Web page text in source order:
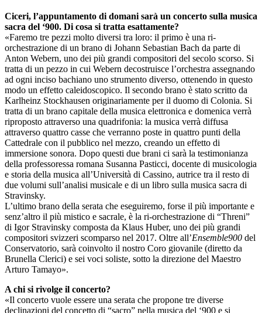
Ciceri, l’appuntamento di domani sarà un concerto sulla musica
sacra del ‘900. Di cosa si tratta esattamente?
«Faremo tre pezzi molto diversi tra loro: il primo è una ri-
orchestrazione di un brano di Johann Sebastian Bach da parte di
Anton Webern, uno dei più grandi compositori del secolo scorso. Si
tratta di un pezzo in cui Webern decostruisce l’orchestra assegnando
ad ogni inciso bachiano uno strumento diverso, ottenendo in questo
modo un effetto caleidoscopico. Il secondo brano è stato scritto da
Karlheinz Stockhausen originariamente per il duomo di Colonia. Si
tratta di un brano capitale della musica elettronica e domenica verrà
riproposto attraverso una quadrifonia: la musica verrà diffusa
attraverso quattro casse che verranno poste in quattro punti della
Cattedrale con il pubblico nel mezzo, creando un effetto di
immersione sonora. Dopo questi due brani ci sarà la testimonianza
della professoressa romana Susanna Pasticci, docente di musicologia
e storia della musica all’Università di Cassino, autrice tra il resto di
due volumi sull’analisi musicale e di un libro sulla musica sacra di
Stravinsky.
L’ultimo brano della serata che eseguiremo, forse il più importante e
senz’altro il più mistico e sacrale, è la ri-orchestrazione di “Threni”
di Igor Stravinsky composta da Klaus Huber, uno dei più grandi
compositori svizzeri scomparso nel 2017. Oltre all’Ensemble900 del
Conservatorio, sarà coinvolto il nostro Coro giovanile (diretto da
Brunella Clerici) e sei voci soliste, sotto la direzione del Maestro
Arturo Tamayo».
A chi si rivolge il concerto?
«Il concerto vuole essere una serata che propone tre diverse
declinazioni del concetto di “sacro” nella musica del ‘900 e si